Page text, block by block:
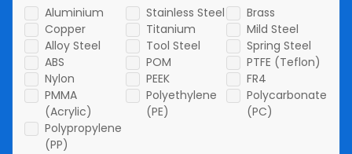
Aluminium Stainless Steel
Brass
Copper
Titanium
Mild Steel
Alloy Steel
Tool Steel
Spring Steel
ABS
POM
PTFE (Teflon)
Nylon
PEEK
FR4
PMMA
(Acrylic)
Polyethylene
(PE)
Polycarbonate
(PC)
Polypropylene
(PP)